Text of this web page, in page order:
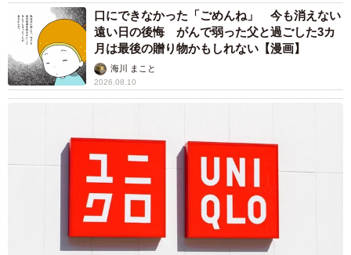
口にできなかった「ごめんね」 今も消えない
遠い日の後悔 がんで弱った父と過ごした3カ
月は最後の贈り物かもしれない【漫画】
海川 まこと
2026.08.10